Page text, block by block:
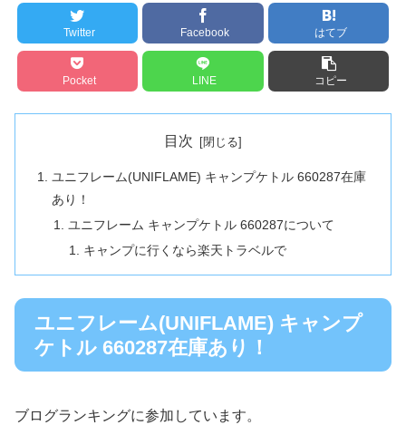
Twitter Facebook はてブ
Pocket LINE コピー
目次
ユニフレーム(UNIFLAME) キャンプケトル 660287在庫
あり！
ユニフレーム キャンプケトル 660287について
キャンプに行くなら楽天トラベルで
ユニフレーム(UNIFLAME) キャンプ
ケトル 660287在庫あり！
ブログランキングに参加しています。